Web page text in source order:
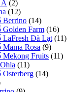
(2)
(12)
Berrino (14)
Golden Farm (16)
LaFresh Đà Lạt (11)
Mama Rosa (9)
Mekong Fruits (11)
(11)
Osterberg (14)